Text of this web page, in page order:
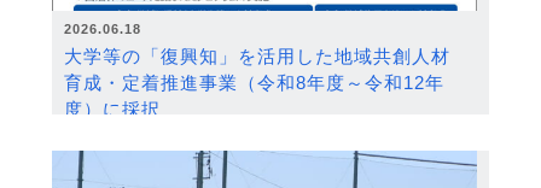
2026.06.18
大学等の「復興知」を活用した地域共創人材
育成・定着推進事業（令和8年度～令和12年
度）に採択